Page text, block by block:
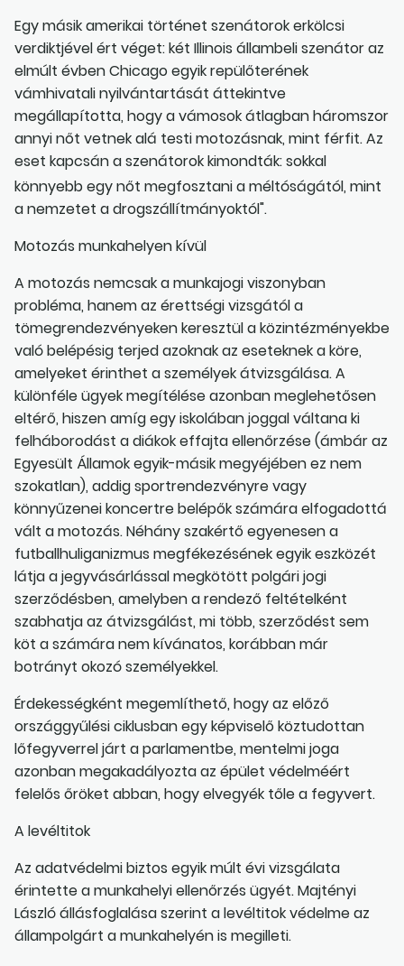
Egy másik amerikai történet szenátorok erkölcsi
verdiktjével ért véget: két Illinois állambeli szenátor az
elmúlt évben Chicago egyik repülőterének
vámhivatali nyilvántartását áttekintve
megállapította, hogy a vámosok átlagban háromszor
annyi nőt vetnek alá testi motozásnak, mint férfit. Az
eset kapcsán a szenátorok kimondták: sokkal
könnyebb egy nőt megfosztani a méltóságától, mint
a nemzetet a drogszállítmányoktól".
Motozás munkahelyen kívül
A motozás nemcsak a munkajogi viszonyban
probléma, hanem az érettségi vizsgától a
tömegrendezvényeken keresztül a közintézményekbe
való belépésig terjed azoknak az eseteknek a köre,
amelyeket érinthet a személyek átvizsgálása. A
különféle ügyek megítélése azonban meglehetősen
eltérő, hiszen amíg egy iskolában joggal váltana ki
felháborodást a diákok effajta ellenőrzése (ámbár az
Egyesült Államok egyik-másik megyéjében ez nem
szokatlan), addig sportrendezvényre vagy
könnyűzenei koncertre belépők számára elfogadottá
vált a motozás. Néhány szakértő egyenesen a
futballhuliganizmus megfékezésének egyik eszközét
látja a jegyvásárlással megkötött polgári jogi
szerződésben, amelyben a rendező feltételként
szabhatja az átvizsgálást, mi több, szerződést sem
köt a számára nem kívánatos, korábban már
botrányt okozó személyekkel.
Érdekességként megemlíthető, hogy az előző
országgyűlési ciklusban egy képviselő köztudottan
lőfegyverrel járt a parlamentbe, mentelmi joga
azonban megakadályozta az épület védelméért
felelős őröket abban, hogy elvegyék tőle a fegyvert.
A levéltitok
Az adatvédelmi biztos egyik múlt évi vizsgálata
érintette a munkahelyi ellenőrzés ügyét. Majtényi
László állásfoglalása szerint a levéltitok védelme az
állampolgárt a munkahelyén is megilleti.